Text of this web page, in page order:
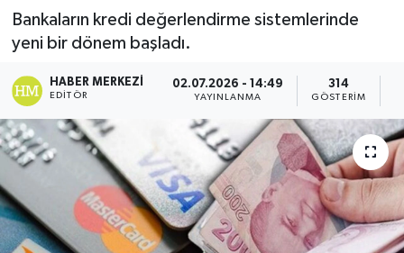
Bankaların kredi değerlendirme sistemlerinde
yeni bir dönem başladı.
HABER MERKEZI
EDITÖR
02.07.2026 - 14:49
YAYINLANMA
314
GÖSTERIM